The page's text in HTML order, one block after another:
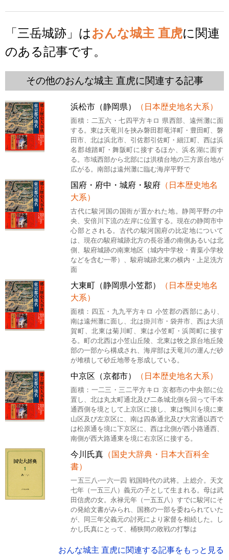
「三岳城跡」はおんな城主 直虎に関連
のある記事です。
その他のおんな城主 直虎に関連する記事
浜松市（静岡県） （日本歴史地名大系）
面積：二五六・七四平方キロ 県西部、遠州灘に面
する。東は天竜川を挟み磐田郡竜洋町・豊田町、磐
田市、北は浜北市、引佐郡引佐町・細江町、西は浜
名郡雄踏町・舞阪町に接するほか、浜名湖に面す
る。市域西部から北部には洪積台地の三方原台地が
広がる。南部は遠州灘に臨む海岸平野で
国府・府中・城府・駿府 （日本歴史地名
大系）
古代に駿河国の国衙が置かれた地。静岡平野の中
央、安倍川下流の左岸に位置する。現在の静岡市中
心部とされる。古代の駿河国府の比定地について
は、現在の駿府城跡北方の長谷通の南側あるいは北
側、駿府城跡の南東地区（城内中学校・青葉小学校
などを含む一帯）、駿府城跡北東の横内・上足洗方
面
大東町（静岡県小笠郡）
（日本歴史地名
大系）
面積：四五・九九平方キロ 小笠郡の西部にあり、
南は遠州灘に面し、北は掛川市・袋井市、西は大須
賀町、北東は菊川町、東は小笠町・浜岡町に接す
る。町の北西は小笠山丘陵、北東は牧之原台地丘陵
部の一部から構成され、海岸部は天竜川の運んだ砂
が堆積して砂丘地帯を形成している。
中京区（京都市） （日本歴史地名大系）
面積：一二三・三二平方キロ 京都市の中央部に位
置し、北は丸太町通北及び二条城北側を回って千本
通西側を境として上京区に接し、東は鴨川を境に東
山区及び左京区に、南は四条通北及び大宮通以西で
は松原通を境に下京区に、西は北側が西小路通西、
南側が西大路通東を境に右京区に接する。
今川氏真 （国史大辞典・日本大百科全
書）
一五三八-一六一四 戦国時代の武将。上総介。天文
七年（一五三八）義元の子として生まれる。母は武
田信虎の女。永禄元年（一五五八）すでに駿河にそ
の発給文書がみられ、国務の一部を委ねられていた
が、同三年父義元の討死により家督を相続した。し
かし氏真にとって、桶狭間の敗戦の打撃は
おんな城主 直虎に関連する記事をもっと見る